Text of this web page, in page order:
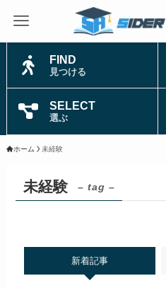
FIND
見つける
SELECT
選ぶ
ホーム 未経験
未経験 – tag –
新着記事